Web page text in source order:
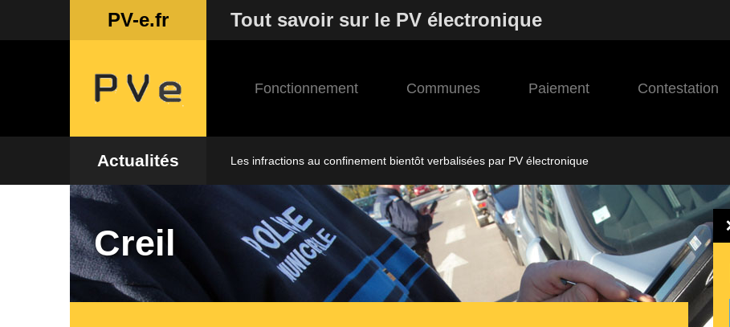
PV-e.fr Tout savoir sur le PV électronique
Fonctionnement Communes Paiement Contestation
Actualités Les infractions au confinement bientôt verbalisées par PV électronique
Creil